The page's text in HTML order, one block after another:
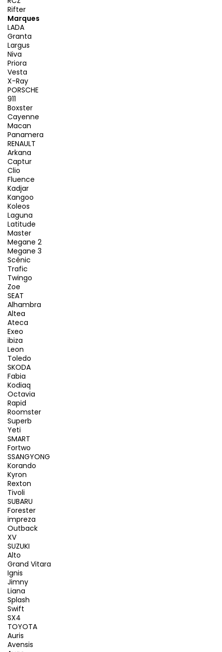
Rifter
Marques
LADA
Granta
Largus
Niva
Priora
Vesta
X-Ray
PORSCHE
911
Boxster
Cayenne
Macan
Panamera
RENAULT
Arkana
Captur
Clio
Fluence
Kadjar
Kangoo
Koleos
Laguna
Latitude
Master
Megane 2
Megane 3
Scénic
Trafic
Twingo
Zoe
SEAT
Alhambra
Altea
Ateca
Exeo
ibiza
Leon
Toledo
SKODA
Fabia
Kodiaq
Octavia
Rapid
Roomster
Superb
Yeti
SMART
Fortwo
SSANGYONG
Korando
Kyron
Rexton
Tivoli
SUBARU
Forester
impreza
Outback
XV
SUZUKI
Alto
Grand Vitara
Ignis
Jimny
Liana
Splash
Swift
SX4
TOYOTA
Auris
Avensis